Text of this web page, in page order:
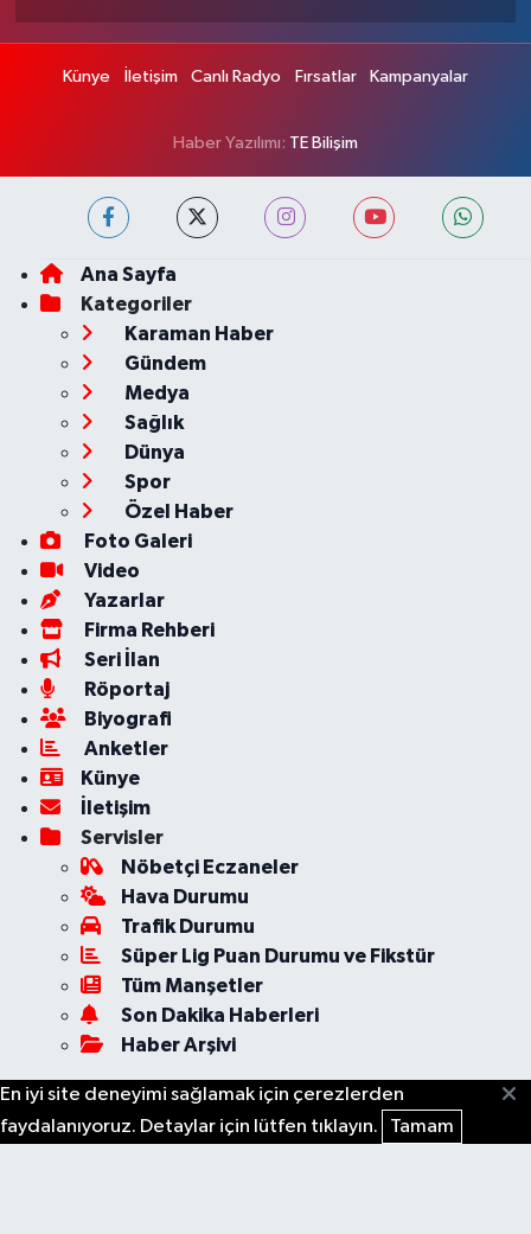
Künye İletişim Canlı Radyo Fırsatlar Kampanyalar
Haber Yazılımı: TE Bilişim
Ana Sayfa
Kategoriler
Karaman Haber
Gündem
Medya
Sağlık
Dünya
Spor
Özel Haber
Foto Galeri
Video
Yazarlar
Firma Rehberi
Seri İlan
Röportaj
Biyografi
Anketler
Künye
İletişim
Servisler
Nöbetçi Eczaneler
Hava Durumu
Trafik Durumu
Süper Lig Puan Durumu ve Fikstür
Tüm Manşetler
Son Dakika Haberleri
Haber Arşivi
En iyi site deneyimi sağlamak için çerezlerden
faydalanıyoruz. Detaylar için lütfen tıklayın.
Tamam